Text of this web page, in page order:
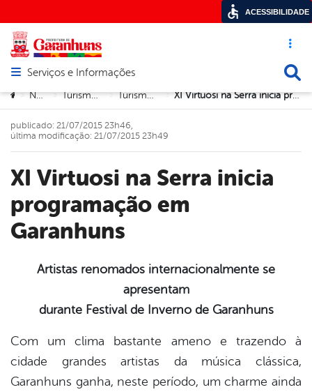
Acesso
Abrir menu principal de navegação
Serviços e Informações
Você está aqui:
> Notícias > Turismo e Cultura > Turismo e Cultura > XI Virtuosi na Serra inicia programação em Garanhuns
XI Virtuosi na Serra inicia
programação em
Garanhuns
publicado: 21/07/2015 23h46,
última modificação: 21/07/2015 23h49
Artistas renomados internacionalmente se
apresentam
durante Festival de Inverno de Garanhuns
Com um clima bastante ameno e trazendo à
cidade grandes artistas da música clássica,
Garanhuns ganha, neste período, um charme ainda
ACESSIBILIDADE